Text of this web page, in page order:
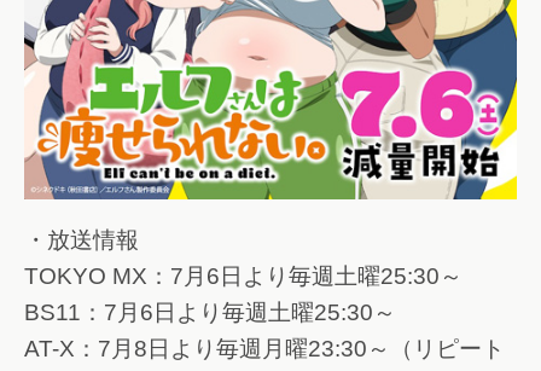
・放送情報
TOKYO MX：7月6日より毎週土曜25:30～
BS11：7月6日より毎週土曜25:30～
AT-X：7月8日より毎週月曜23:30～（リピート